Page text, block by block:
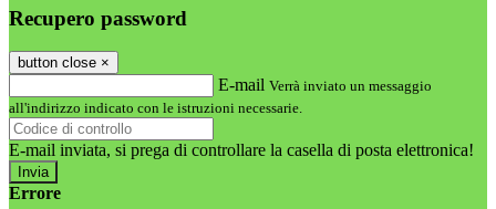
Recupero password
button close ×
E-mail Verrà inviato un messaggio
all'indirizzo indicato con le istruzioni necessarie.
E-mail inviata, si prega di controllare la casella di posta elettronica!
Errore